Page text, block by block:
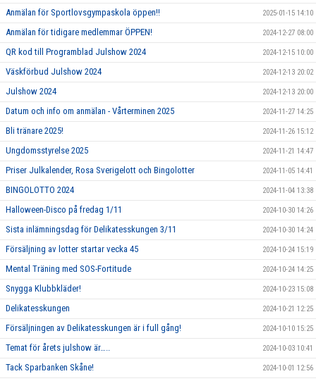
Anmälan för Sportlovsgympaskola öppen!! 2025-01-15 14:10
Anmälan för tidigare medlemmar ÖPPEN! 2024-12-27 08:00
QR kod till Programblad Julshow 2024 2024-12-15 10:00
Väskförbud Julshow 2024 2024-12-13 20:02
Julshow 2024 2024-12-13 20:00
Datum och info om anmälan - Vårterminen 2025 2024-11-27 14:25
Bli tränare 2025! 2024-11-26 15:12
Ungdomsstyrelse 2025 2024-11-21 14:47
Priser Julkalender, Rosa Sverigelott och Bingolotter 2024-11-05 14:41
BINGOLOTTO 2024 2024-11-04 13:38
Halloween-Disco på fredag 1/11 2024-10-30 14:26
Sista inlämningsdag för Delikatesskungen 3/11 2024-10-30 14:24
Försäljning av lotter startar vecka 45 2024-10-24 15:19
Mental Träning med SOS-Fortitude 2024-10-24 14:25
Snygga Klubbkläder! 2024-10-23 15:08
Delikatesskungen 2024-10-21 12:25
Försäljningen av Delikatesskungen är i full gång! 2024-10-10 15:25
Temat för årets julshow är….. 2024-10-03 10:41
Tack Sparbanken Skåne! 2024-10-01 12:56